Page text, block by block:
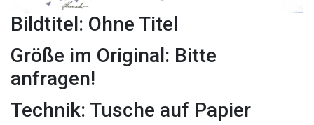
Bildtitel: Ohne Titel
Größe im Original: Bitte
anfragen!
Technik: Tusche auf Papier